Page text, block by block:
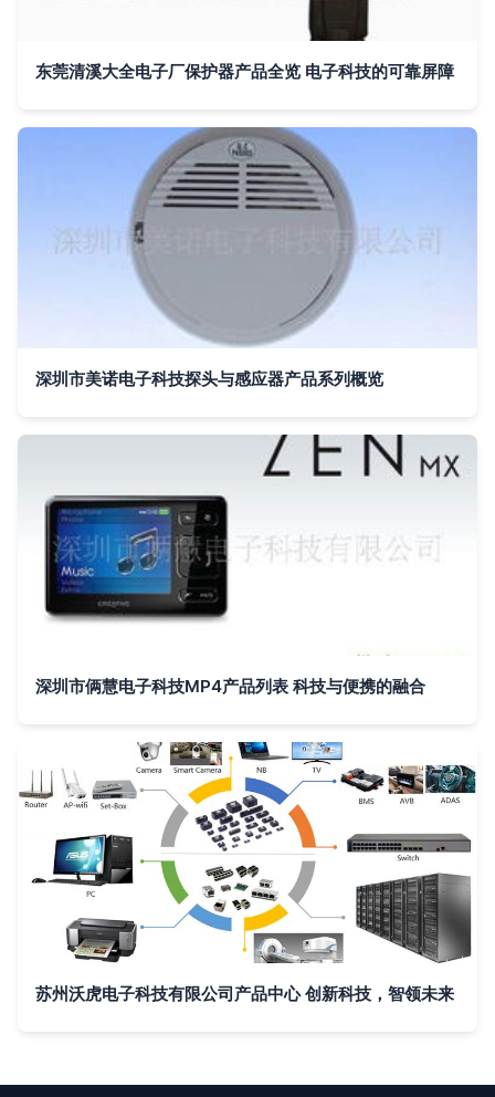
东莞清溪大全电子厂保护器产品全览 电子科技的可靠屏障
深圳市美诺电子科技探头与感应器产品系列概览
深圳市俩慧电子科技MP4产品列表 科技与便携的融合
苏州沃虎电子科技有限公司产品中心 创新科技，智领未来